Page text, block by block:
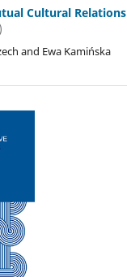
Cultural Relations
and Ewa Kamińska